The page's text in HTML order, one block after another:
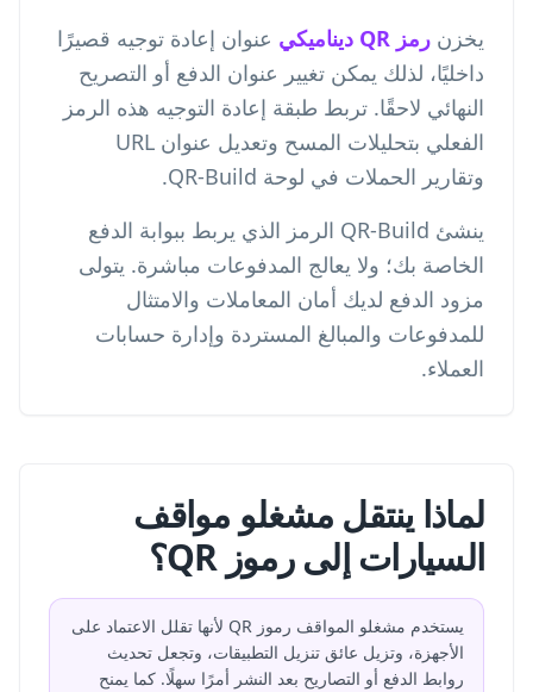
يخزن رمز QR ديناميكي
عنوان إعادة توجيه قصيرًا
داخليًا، لذلك يمكن تغيير عنوان الدفع أو التصريح
النهائي لاحقًا. تربط طبقة إعادة التوجيه هذه الرمز
الفعلي بتحليلات المسح وتعديل عنوان URL
وتقارير الحملات في لوحة QR-Build.
ينشئ QR-Build الرمز الذي يربط ببوابة الدفع
الخاصة بك؛ ولا يعالج المدفوعات مباشرة. يتولى
مزود الدفع لديك أمان المعاملات والامتثال
للمدفوعات والمبالغ المستردة وإدارة حسابات
العملاء.
لماذا ينتقل مشغلو مواقف
السيارات إلى رموز QR؟
يستخدم مشغلو المواقف رموز QR لأنها تقلل الاعتماد على
الأجهزة، وتزيل عائق تنزيل التطبيقات، وتجعل تحديث
روابط الدفع أو التصاريح بعد النشر أمرًا سهلًا. كما يمنح